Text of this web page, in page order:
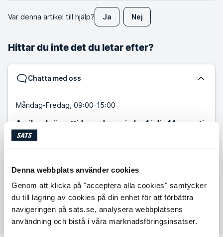
Denna webbplats använder cookies
Genom att klicka på "acceptera alla cookies" samtycker
du till lagring av cookies på din enhet för att förbättra
navigeringen på sats.se, analysera webbplatsens
användning och bistå i våra marknadsföringsinsatser.
Var denna artikel till hjälp? Ja Nej
Hittar du inte det du letar efter?
Chatta med oss
Måndag-Fredag, 09:00-15:00
Avvikande öppettider under perioden 1 juli - 14 augusti
10:00-12:00 & 13:00-15:00
Starta chatt
Skicka ett meddelande